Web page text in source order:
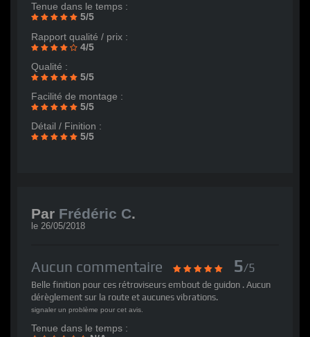
Tenue dans le temps :
5/5
Rapport qualité / prix :
4/5
Qualité :
5/5
Facilité de montage :
5/5
Détail / Finition :
5/5
Par Frédéric C.
le 26/05/2018
Aucun commentaire 5/5
Belle finition pour ces rétroviseurs embout de guidon . Aucun
dérèglement sur la route et aucunes vibrations.
signaler un problème pour cet avis.
Tenue dans le temps :